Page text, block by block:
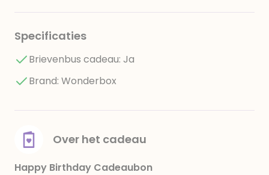
Specificaties
Brievenbus cadeau: Ja
Brand: Wonderbox
Over het cadeau
Happy Birthday Cadeaubon